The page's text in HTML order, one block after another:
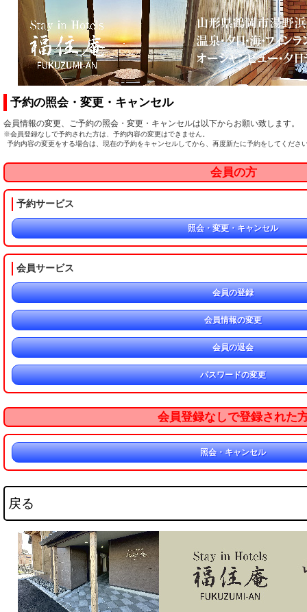
予約の照会・変更・キャンセル
会員情報の変更、ご予約の照会・変更・キャンセルは以下からお願い致します。
※会員登録なしで予約された方は、予約内容の変更はできません。
予約内容の変更をする場合は、現在の予約をキャンセルしてから、再度新たに予約をしてくださ
会員の方
予約サービス
照会・変更・キャンセル
会員サービス
会員の登録
会員情報の変更
会員の退会
パスワードの変更
会員登録なしで登録された
照会・キャンセル
戻る